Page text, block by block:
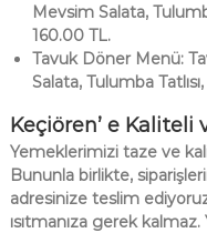
Mevsim Salata,
160.00 TL.
Tavuk Döner Menü:
Salata, Tulumba
Keçiören’ e
Yemeklerimizi taze ve
Bununla birlikte,
adresinize teslim
ısıtmanıza gerek